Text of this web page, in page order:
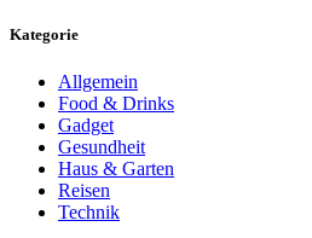
Kategorie
Allgemein
Food & Drinks
Gadget
Gesundheit
Haus & Garten
Reisen
Technik